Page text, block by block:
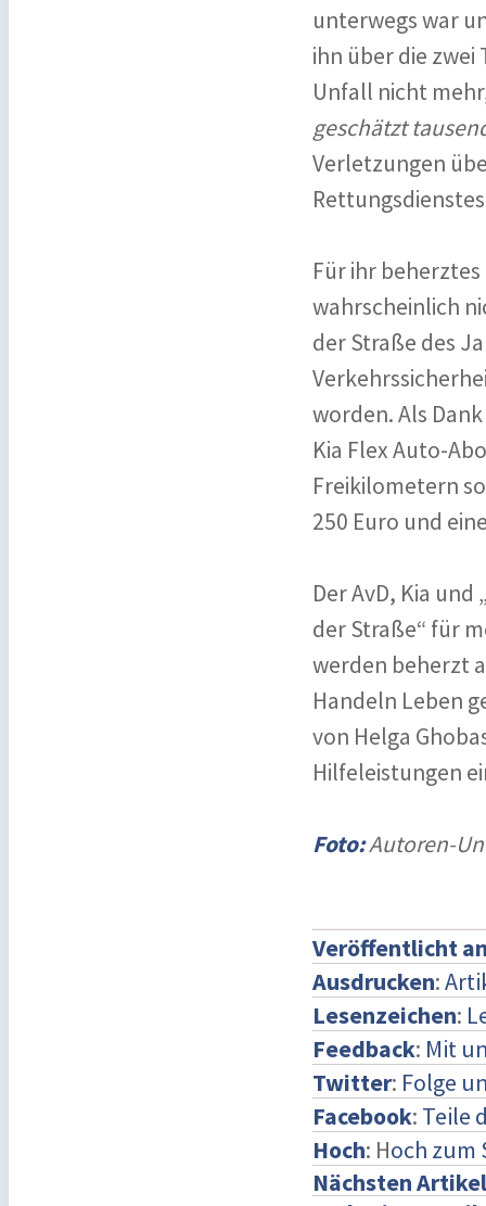
unterwegs war
ihn über die
Unfall nicht
geschätzt
Verletzungen
Für ihr
wahrscheinlich
der Straße des
worden. Als
Kia Flex Auto-
Freikilometern
250 Euro und
Der AvD, Kia
der Straße“ für
werden beherzt
Handeln Leben
von Helga
Hilfeleistungen
Foto:Autoren-
Veröffentlicht
Ausdrucken:
Lesenzeichen:
Feedback: Mit
Twitter: Folge
Facebook: Teile
Hoch: Hoch zum
Nächsten Artikel